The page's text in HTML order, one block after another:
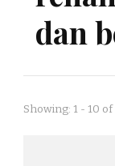
dan
Showing: 1 - 10 of